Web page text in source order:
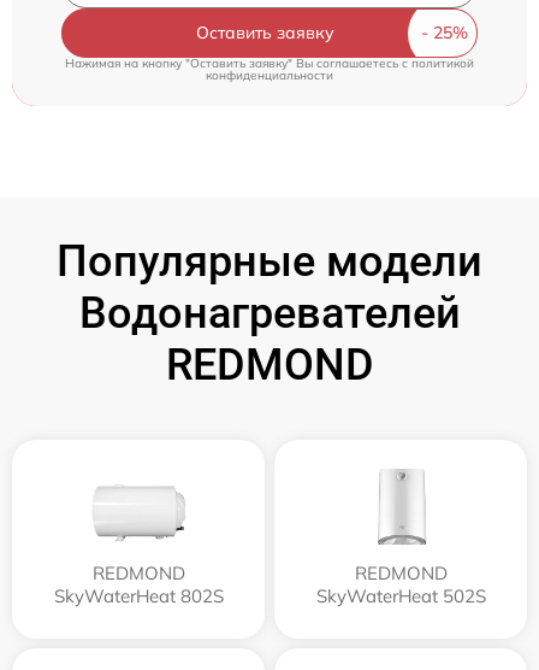
Оставить заявку
Нажимая на кнопку "Оставить заявку" Вы соглашаетесь c политикой
конфиденциальности
Популярные модели
Водонагревателей
REDMOND
REDMOND
SkyWaterHeat 802S
REDMOND
SkyWaterHeat 502S